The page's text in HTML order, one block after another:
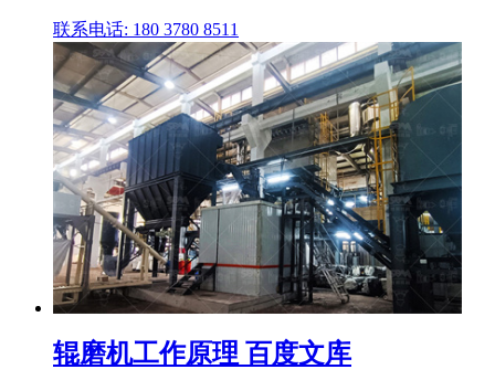
联系电话: 180 3780 8511
辊磨机工作原理 百度文库